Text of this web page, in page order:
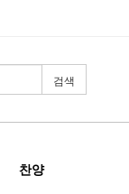
검색
찬양